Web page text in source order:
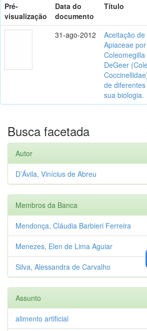
Pré-
visualização
Data do
documento
Título
31-ago-2012
Aceitação
Apiaceae por
DeGeer
de
sua biologia.
Busca facetada
Autor
D’Ávila, Vinícius de Abreu
Membros da Banca
Mendonça, Cláudia Barbieri Ferreira
Menezes, Elen de Lima Aguiar
Silva, Alessandra de Carvalho
Assunto
alimento artificial